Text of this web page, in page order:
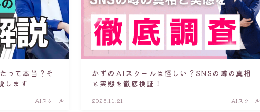
って本当？そ
します
AIスクール
かずのAIスクールは怪しい？SNSの噂の真相
と実態を徹底検証！
2025.11.21 AIスクール